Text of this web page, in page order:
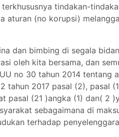
tindakan-
aturan (no korupsi)
dan bimbing di segala
oleh kita bersama, dan
no 30 tahun 2014 tentang
tahun 2017 pasal (2), pasal
pasal (21 )angka (1) dan( 2
sebagaimana di
terhadap